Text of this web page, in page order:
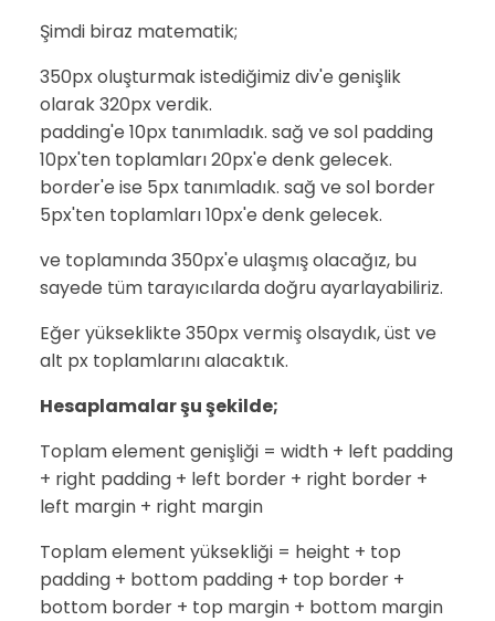
Şimdi biraz matematik;
350px oluşturmak istediğimiz div'e genişlik
olarak 320px verdik.
padding'e 10px tanımladık. sağ ve sol padding
10px'ten toplamları 20px'e denk gelecek.
border'e ise 5px tanımladık. sağ ve sol border
5px'ten toplamları 10px'e denk gelecek.
ve toplamında 350px'e ulaşmış olacağız, bu
sayede tüm tarayıcılarda doğru ayarlayabiliriz.
Eğer yükseklikte 350px vermiş olsaydık, üst ve
alt px toplamlarını alacaktık.
Hesaplamalar şu şekilde;
Toplam element genişliği = width + left padding
+ right padding + left border + right border +
left margin + right margin
Toplam element yüksekliği = height + top
padding + bottom padding + top border +
bottom border + top margin + bottom margin